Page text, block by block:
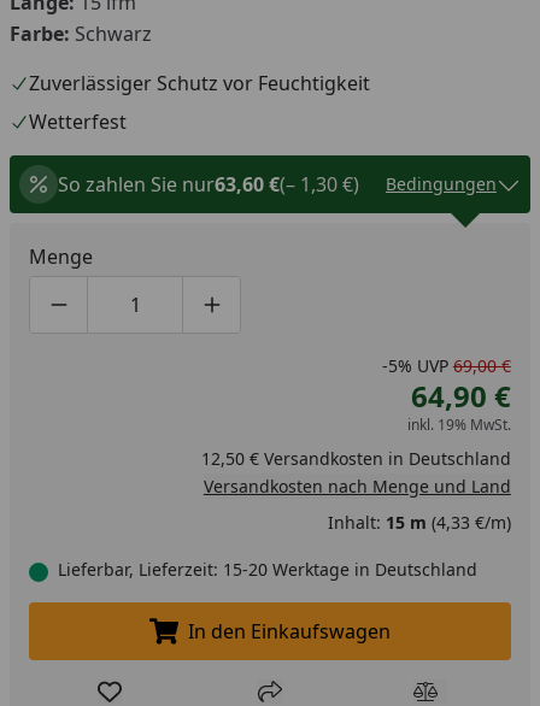
Farbe: Schwarz
Zuverlässiger Schutz vor Feuchtigkeit
Wetterfest
So zahlen Sie nur63,60 €(– 1,30 €) Bedingungen
Menge
Produktmenge um eins verringern
Produktmenge manuell eingeben
Produktmenge um eins erhöhen
-5% UVP 69,00 €
64,90 €
inkl. 19% MwSt.
12,50 € Versandkosten in Deutschland
Versandkosten nach Menge und Land
Inhalt: 15 m (4,33 €/m)
Lieferbar, Lieferzeit: 15-20 Werktage in Deutschland
In den Einkaufswagen legen
In den Einkaufswagen